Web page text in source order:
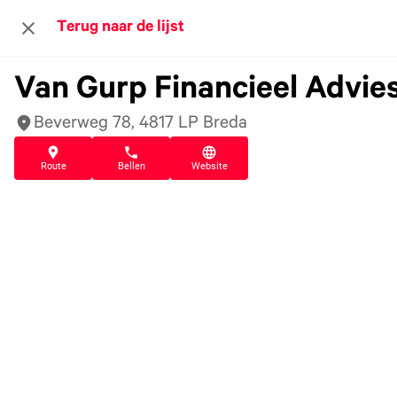
Terug naar de lijst
Van Gurp Financieel
Beverweg 78, 4817 LP Breda
Route Bellen Website